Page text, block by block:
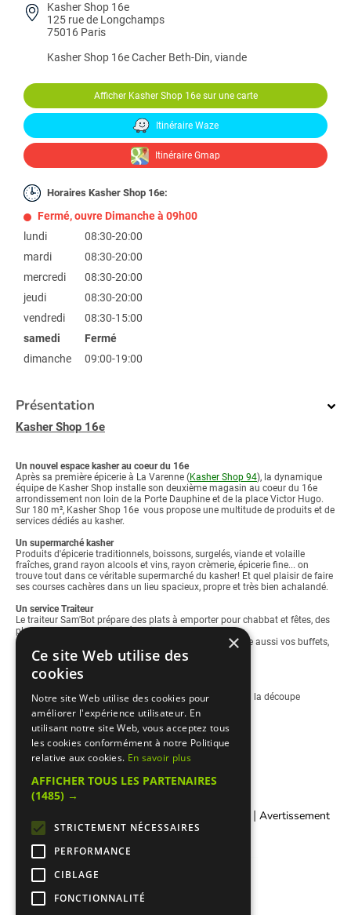
Kasher Shop 16e
125 rue de Longchamps
75016 Paris
Kasher Shop 16eCacher Beth-Din, viande
Afficher Kasher Shop 16e sur une carte
Itinéraire Waze
Itinéraire Gmap
Horaires Kasher Shop 16e:
Fermé, ouvre Dimanche à 09h00
lundi
08:30-20:00
mardi
08:30-20:00
mercredi
08:30-20:00
jeudi
08:30-20:00
vendredi
08:30-15:00
samedi
Fermé
dimanche
09:00-19:00
Présentation
Kasher Shop 16e
Un nouvel espace kasher au coeur du 16e
Après sa première épicerie à La Varenne (Kasher Shop 94), la dynamique
équipe de Kasher Shop installe son deuxième magasin au coeur du 16e
arrondissement non loin de la Porte Dauphine et de la place Victor Hugo.
Sur 180 m², Kasher Shop 16e vous propose une multitude de produits et de
services dédiés au kasher.
Un supermarché kasher
Produits d'épicerie traditionnels, boissons, surgelés, viande et volaille
fraîches, grand rayon alcools et vins, rayon crèmerie, épicerie fine... on
trouve tout dans ce véritable supermarché du kasher! Et quel plaisir de faire
ses courses cachères dans un lieu spacieux, propre et très bien achalandé.
Un service Traiteur
Le traiteur Sam'Bot prépare des plats à emporter pour chabbat et fêtes, des
plateaux pour vos petites réceptions.
Equipé d'un laboratoire ultra-moderne, Sam'Bot organise aussi vos buffets,
mariage, kiddouch, henné, anniversaire, chabbat plein...
Service livraison à la demande.
A découvrir son bar à bonbons et son offre de viandes à la découpe
| Avertissement
Légal
×
Ce site Web utilise des
cookies
Notre site Web utilise des cookies pour
améliorer l'expérience utilisateur. En
utilisant notre site Web, vous acceptez tous
les cookies conformément à notre Politique
relative aux cookies. En savoir plus
AFFICHER TOUS LES PARTENAIRES
(1485) →
STRICTEMENT NÉCESSAIRES
PERFORMANCE
CIBLAGE
FONCTIONNALITÉ